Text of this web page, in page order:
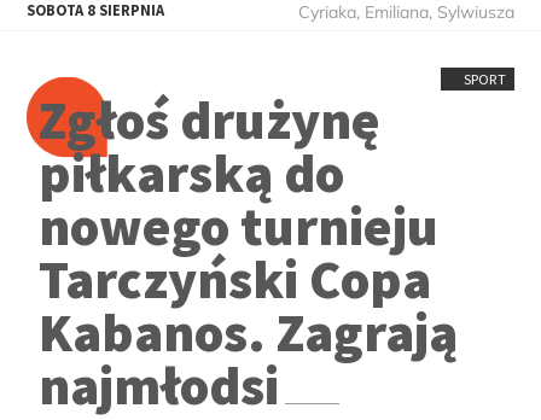
SOBOTA 8 SIERPNIA Cyriaka, Emiliana, Sylwiusza
SPORT
Zgłoś drużynę
piłkarską do
nowego turnieju
Tarczyński Copa
Kabanos. Zagrają
najmłodsi